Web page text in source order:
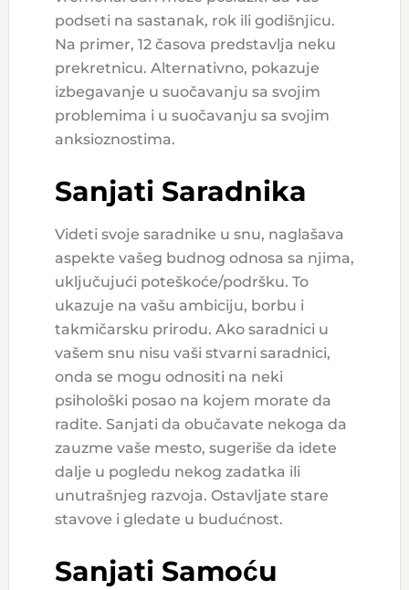
podseti na sastanak, rok ili godišnjicu.
Na primer, 12 časova predstavlja neku
prekretnicu. Alternativno, pokazuje
izbegavanje u suočavanju sa svojim
problemima i u suočavanju sa svojim
anksioznostima.
Sanjati Saradnika
Videti svoje saradnike u snu, naglašava
aspekte vašeg budnog odnosa sa njima,
uključujući poteškoće/podršku. To
ukazuje na vašu ambiciju, borbu i
takmičarsku prirodu. Ako saradnici u
vašem snu nisu vaši stvarni saradnici,
onda se mogu odnositi na neki
psihološki posao na kojem morate da
radite. Sanjati da obučavate nekoga da
zauzme vaše mesto, sugeriše da idete
dalje u pogledu nekog zadatka ili
unutrašnjeg razvoja. Ostavljate stare
stavove i gledate u budućnost.
Sanjati Samoću